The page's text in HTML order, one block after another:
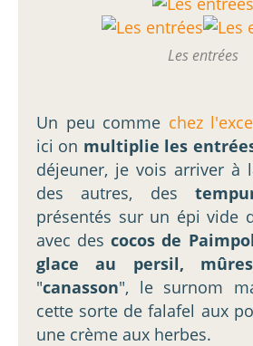
Les entrées
Un peu comme chez
ici on multiplie les
déjeuner, je vois arriver à
des autres, des
présentés sur un épi vide
avec descocos de
glace au persil, mûres
"canasson", le surnom
cette sorte de falafel aux
une crème aux herbes.